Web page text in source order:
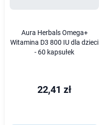
Aura Herbals Omega+
Witamina D3 800 IU dla dzieci
- 60 kapsułek
22,41 zł